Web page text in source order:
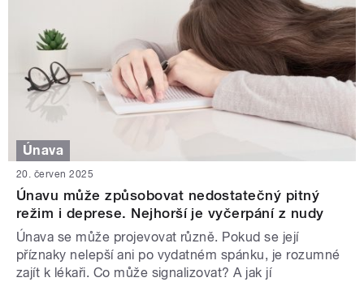
Únava
20. červen 2025
Únavu může způsobovat nedostatečný pitný
režim i deprese. Nejhorší je vyčerpání z nudy
Únava se může projevovat různě. Pokud se její
příznaky nelepší ani po vydatném spánku, je rozumné
zajít k lékaři. Co může signalizovat? A jak jí